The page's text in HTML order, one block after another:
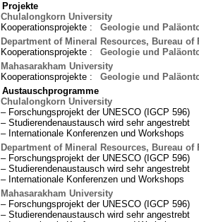
Projekte
Chulalongkorn University
Kooperationsprojekte :
Geologie und
Department of Mineral Resources, Bureau
Kooperationsprojekte :
Geologie und
Mahasarakham University
Kooperationsprojekte :
Geologie und
Austauschprogramme
Chulalongkorn University
– Forschungsprojekt der UNESCO (IGCP 596)
– Studierendenaustausch wird sehr angestrebt
– Internationale Konferenzen und Workshops
Department of Mineral Resources, Bureau
– Forschungsprojekt der UNESCO (IGCP 596)
– Studierendenaustausch wird sehr angestrebt
– Internationale Konferenzen und Workshops
Mahasarakham University
– Forschungsprojekt der UNESCO (IGCP 596)
– Studierendenaustausch wird sehr angestrebt